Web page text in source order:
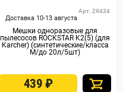
Доставка 10-13 августа
Арт. 29434
Мешки одноразовые для
пылесосов ROCKSTAR K2(5) (для
Karcher) (синтетические/класса
М/до 20л/5шт)
439 ₽